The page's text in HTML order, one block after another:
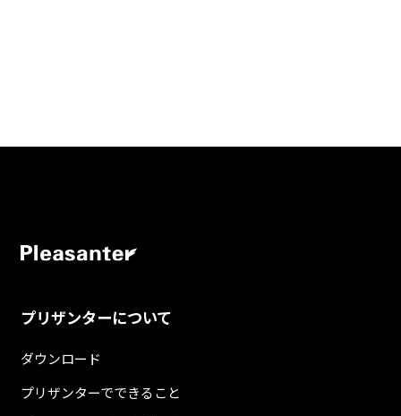
プリザンターについて
ダウンロード
プリザンターでできること